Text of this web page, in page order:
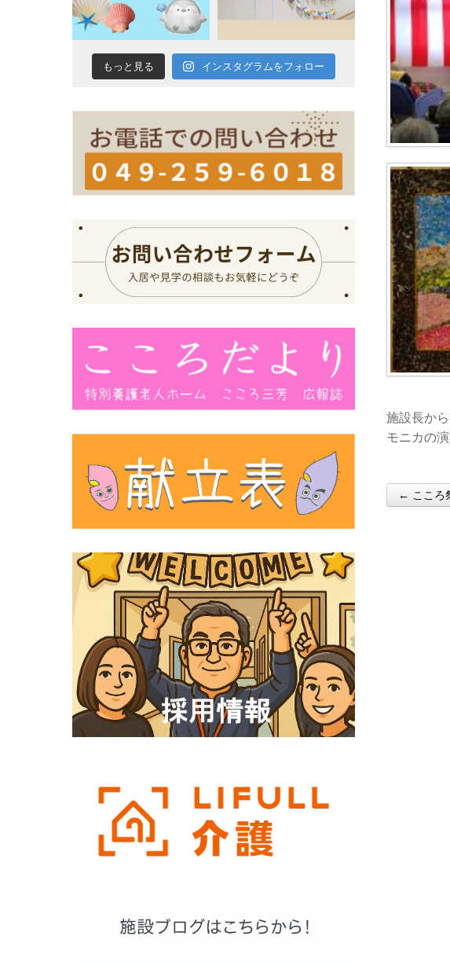
施設長か
モニカの
Post
← こころ
もっと見る インスタグラムをフォロー